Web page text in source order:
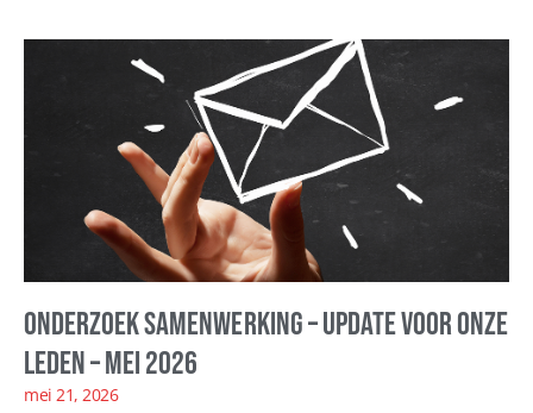
Onderzoek samenwerking – update voor onze
leden – mei 2026
mei 21, 2026